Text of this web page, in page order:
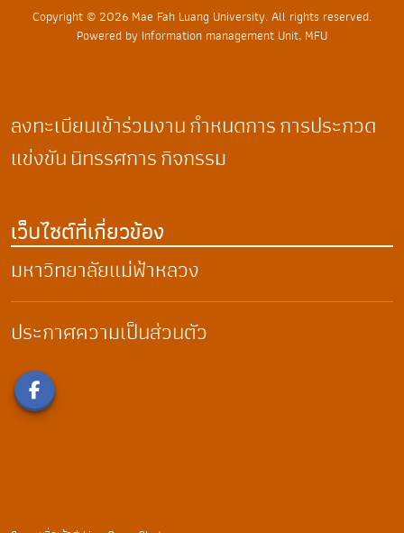
Copyright © 2026 Mae Fah Luang University. All rights reserved.
Powered by Information management Unit, MFU
ลงทะเบียนเข้าร่วมงานกำหนดการการประกวด
แข่งขันนิทรรศการกิจกรรม
เว็บไซต์ที่เกี่ยวข้อง
มหาวิทยาลัยแม่ฟ้าหลวง
ประกาศความเป็นส่วนตัว